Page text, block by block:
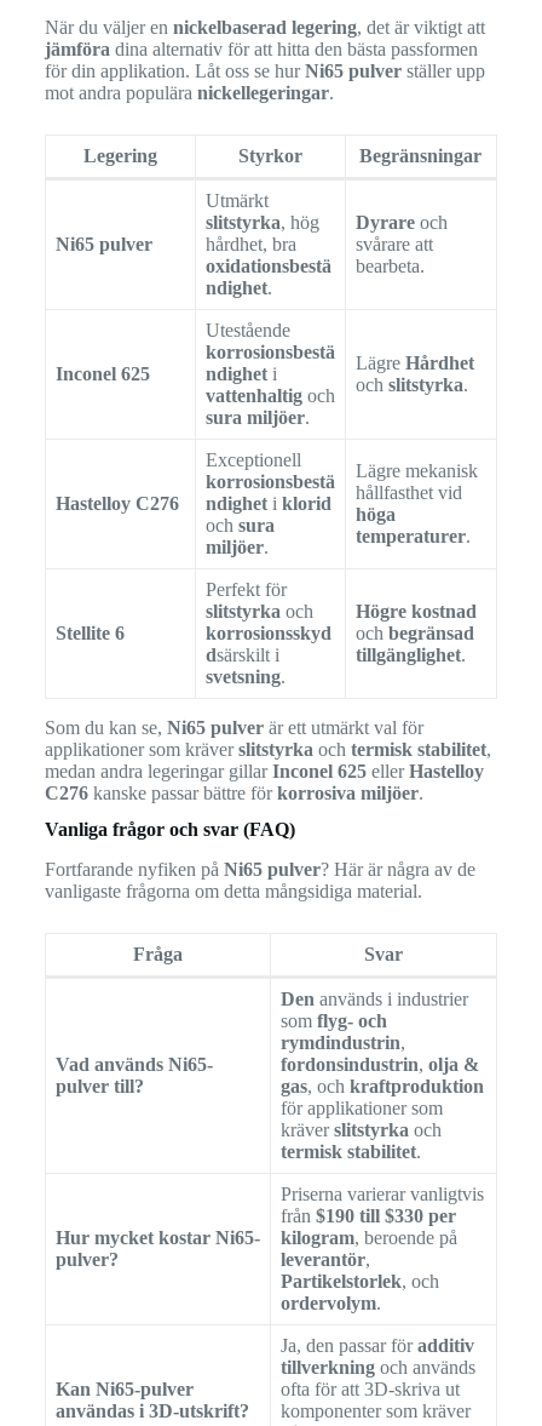
När du väljer en nickelbaserad legering, det är viktigt att
jämföra dina alternativ för att hitta den bästa passformen
för din applikation. Låt oss se hurNi65 pulverställer upp
mot andra populära nickellegeringar.
Legering Styrkor Begränsningar
Ni65 pulver
Utmärkt
slitstyrka, hög
hårdhet, bra
oxidationsbestä
ndighet.
Dyrareoch
svårare att
bearbeta.
Inconel 625
Utestående
korrosionsbestä
ndigheti
vattenhaltigoch
sura miljöer.
Lägre Hårdhet
och slitstyrka.
Hastelloy C276
Exceptionell
korrosionsbestä
ndigheti klorid
och sura
miljöer.
Lägre mekanisk
hållfasthet vid
höga
temperaturer.
Stellite 6
Perfekt för
slitstyrka och
korrosionsskyd
dsärskilt i
svetsning.
Högre kostnad
och begränsad
tillgänglighet.
Som du kan se, Ni65 pulverär ett utmärkt val för
applikationer som kräverslitstyrka och termisk stabilitet,
medan andra legeringar gillarInconel 625ellerHastelloy
C276kanske passar bättre förkorrosiva miljöer.
Vanliga frågor och svar (FAQ)
Fortfarande nyfiken på Ni65 pulver? Här är några av de
vanligaste frågorna om detta mångsidiga material.
Fråga Svar
Vad används Ni65-
pulver till?
Den används i industrier
som flyg- och
rymdindustrin,
fordonsindustrin, olja &
gas, och kraftproduktion
för applikationer som
kräverslitstyrka och
termisk stabilitet.
Hur mycket kostar Ni65-
pulver?
Priserna varierar vanligtvis
från $190 till $330 per
kilogram, beroende på
leverantör,
Partikelstorlek, och
ordervolym.
Kan Ni65-pulver
användas i 3D-utskrift?
Ja, den passar föradditiv
tillverkningoch används
ofta för att 3D-skriva ut
komponenter som kräver